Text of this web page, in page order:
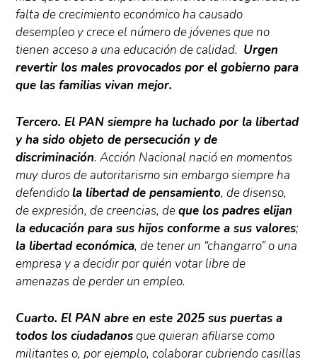
falta de crecimiento económico ha causado
desempleo y crece el número de jóvenes que no
tienen acceso a una educación de calidad. Urgen
revertir los males provocados por el gobierno para
que las familias vivan mejor.
Tercero. El PAN siempre ha luchado por la libertad
y ha sido objeto de persecución y de
discriminación. Acción Nacional nació en momentos
muy duros de autoritarismo sin embargo siempre ha
defendido la libertad de pensamiento, de disenso,
de expresión, de creencias, deque los padres elijan
la educación para sus hijos conforme a sus valores;
la libertad económica, de tener un “changarro” o una
empresa y a decidir por quién votar libre de
amenazas de perder un empleo.
Cuarto. El PAN abre en este 2025 sus puertas a
todos los ciudadanosque quieran afiliarse como
militantes o, por ejemplo, colaborar cubriendo casillas